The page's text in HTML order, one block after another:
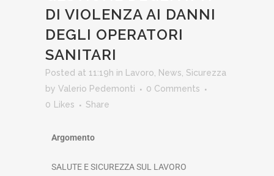
DI VIOLENZA AI DANNI
DEGLI OPERATORI
SANITARI
Posted at 11:19h in Lavoro News Sicurezza
by Valerio Pedemonti
0 Comments
0
Likes Share
Argomento
SALUTE E SICUREZZA SUL LAVORO